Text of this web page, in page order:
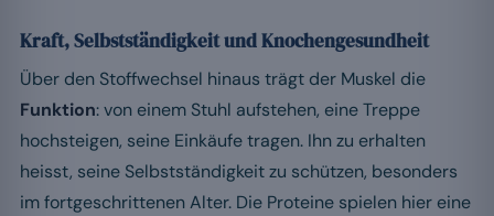
Kraft, Selbstständigkeit und Knochengesundheit
Über den Stoffwechsel hinaus trägt der Muskel die
Funktion: von einem Stuhl aufstehen, eine Treppe
hochsteigen, seine Einkäufe tragen. Ihn zu erhalten
heisst, seine Selbstständigkeit zu schützen, besonders
im fortgeschrittenen Alter. Die Proteine spielen hier eine